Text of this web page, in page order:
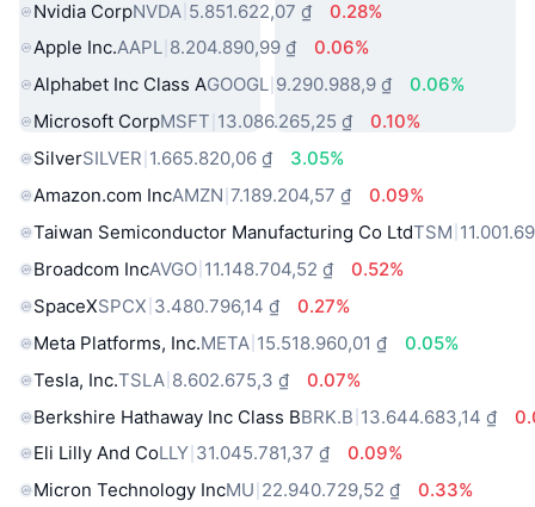
Nvidia CorpNVDA 5.851.622,07 ₫
0.28%
Apple Inc.AAPL 8.204.890,99 ₫
0.06%
Alphabet Inc Class AGOOGL 9.290.988,9 ₫
0.06%
Microsoft CorpMSFT 13.086.265,25 ₫
0.10%
SilverSILVER 1.665.820,06 ₫
3.05%
Amazon.com IncAMZN 7.189.204,57 ₫
0.09%
Taiwan Semiconductor Manufacturing Co LtdTSM
Broadcom IncAVGO 11.148.704,52 ₫
0.52%
SpaceXSPCX 3.480.796,14 ₫
0.27%
Meta Platforms, Inc.META 15.518.960,01 ₫
0.05%
Tesla, Inc.TSLA 8.602.675,3 ₫
0.07%
Berkshire Hathaway Inc Class BBRK.B 13.644.683,14 ₫
Eli Lilly And CoLLY 31.045.781,37 ₫
0.09%
Micron Technology IncMU 22.940.729,52 ₫
0.33%